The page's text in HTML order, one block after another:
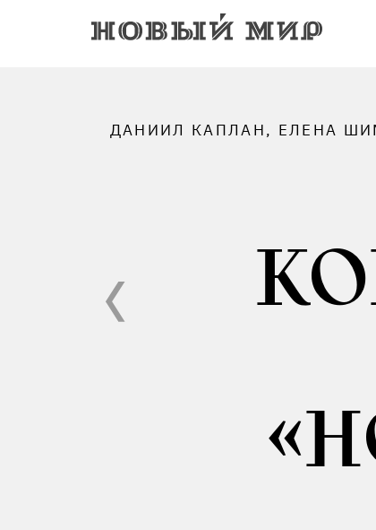
ДАНИИЛ КАПЛАН, ЕЛЕНА